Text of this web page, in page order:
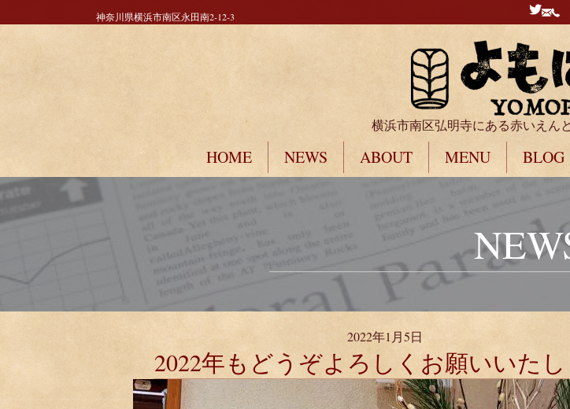
神奈川県横浜市南区永田南2-12-3
横浜市南区弘明寺にある赤いえん
HOME NEWS ABOUT MENU BLOG
2022年1月5日
2022年もどうぞよろしくお願いいた